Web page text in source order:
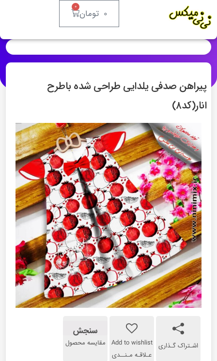
۰ تومان ۰
پیراهن صدفی یلدایی طراحی شده باطرح
انار(کد۸)
اشـتراک گـذاری Add to wishlist
عـلاقـه مـنــدی
سنجش
مقایسه محصول